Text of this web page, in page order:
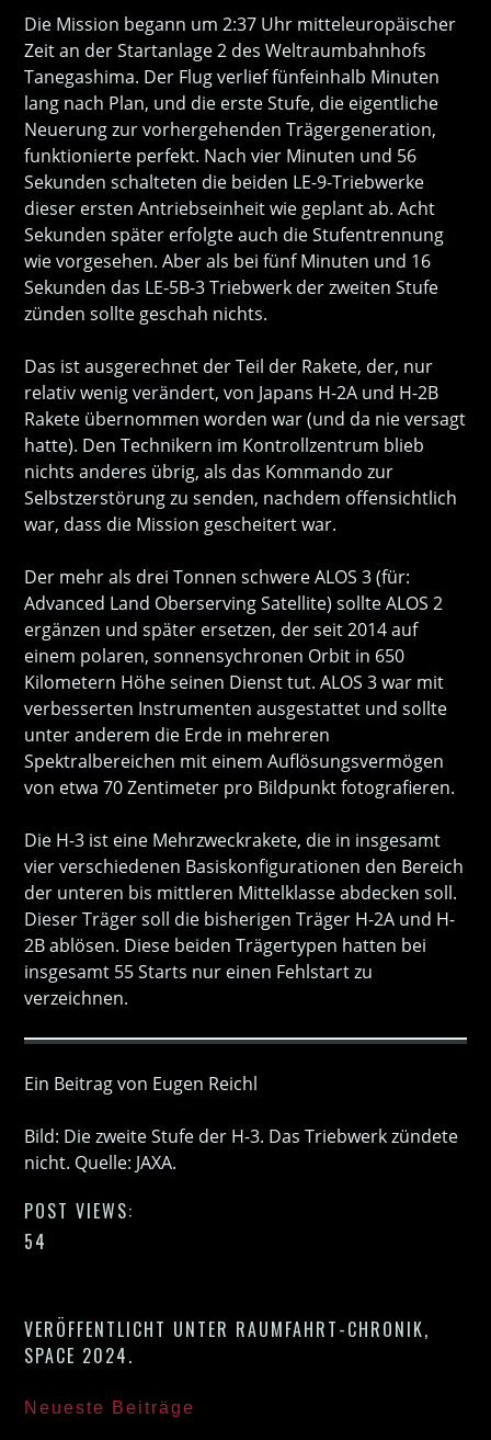
Die Mission begann um 2:37 Uhr mitteleuropäischer
Zeit an der Startanlage 2 des Weltraumbahnhofs
Tanegashima. Der Flug verlief fünfeinhalb Minuten
lang nach Plan, und die erste Stufe, die eigentliche
Neuerung zur vorhergehenden Trägergeneration,
funktionierte perfekt. Nach vier Minuten und 56
Sekunden schalteten die beiden LE-9-Triebwerke
dieser ersten Antriebseinheit wie geplant ab. Acht
Sekunden später erfolgte auch die Stufentrennung
wie vorgesehen. Aber als bei fünf Minuten und 16
Sekunden das LE-5B-3 Triebwerk der zweiten Stufe
zünden sollte geschah nichts.
Das ist ausgerechnet der Teil der Rakete, der, nur
relativ wenig verändert, von Japans H-2A und H-2B
Rakete übernommen worden war (und da nie versagt
hatte). Den Technikern im Kontrollzentrum blieb
nichts anderes übrig, als das Kommando zur
Selbstzerstörung zu senden, nachdem offensichtlich
war, dass die Mission gescheitert war.
Der mehr als drei Tonnen schwere ALOS 3 (für:
Advanced Land Oberserving Satellite) sollte ALOS 2
ergänzen und später ersetzen, der seit 2014 auf
einem polaren, sonnensychronen Orbit in 650
Kilometern Höhe seinen Dienst tut. ALOS 3 war mit
verbesserten Instrumenten ausgestattet und sollte
unter anderem die Erde in mehreren
Spektralbereichen mit einem Auflösungsvermögen
von etwa 70 Zentimeter pro Bildpunkt fotografieren.
Die H-3 ist eine Mehrzweckrakete, die in insgesamt
vier verschiedenen Basiskonfigurationen den Bereich
der unteren bis mittleren Mittelklasse abdecken soll.
Dieser Träger soll die bisherigen Träger H-2A und H-
2B ablösen. Diese beiden Trägertypen hatten bei
insgesamt 55 Starts nur einen Fehlstart zu
verzeichnen.
Ein Beitrag von Eugen Reichl
Bild: Die zweite Stufe der H-3. Das Triebwerk zündete
nicht. Quelle: JAXA.
POST VIEWS:
54
VERÖFFENTLICHT UNTER RAUMFAHRT-CHRONIK,
SPACE 2024.
Neueste Beiträge